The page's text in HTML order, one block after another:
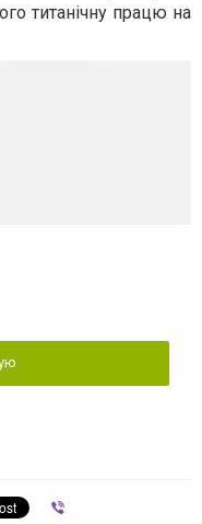
титанічну працю на